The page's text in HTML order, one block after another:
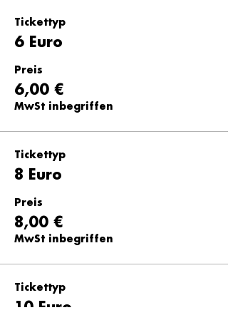
Tickettyp
6 Euro
Preis
6,00 €
MwSt inbegriffen
Tickettyp
8 Euro
Preis
8,00 €
MwSt inbegriffen
Tickettyp
10 Euro